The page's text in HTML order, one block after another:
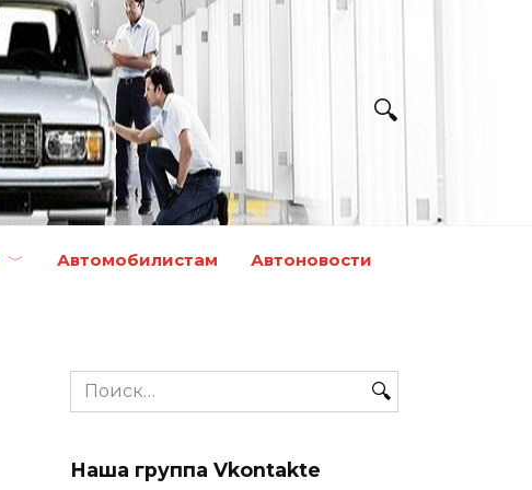
Автомобилистам Автоновости
Search
for:
Наша группа Vkontakte